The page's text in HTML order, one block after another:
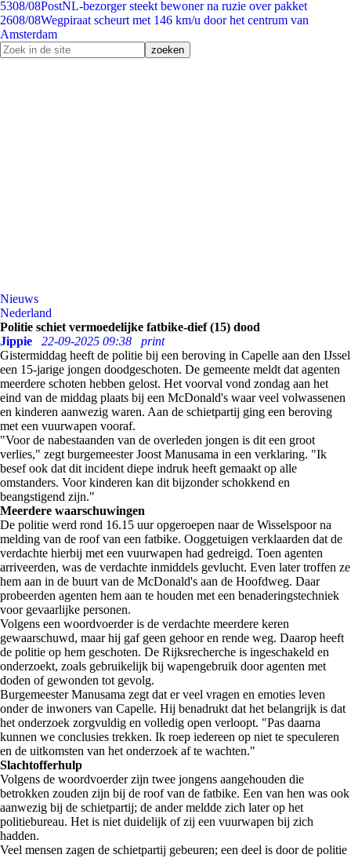
5308/08PostNL-bezorger steekt bewoner na ruzie over pakket
2608/08Wegpiraat scheurt met 146 km/u door het centrum van
Amsterdam
Nieuws
Nederland
Politie schiet vermoedelijke fatbike-dief (15) dood
Jippie
22-09-2025 09:38
print
Gistermiddag heeft de politie bij een beroving in Capelle aan den IJssel
een 15-jarige jongen doodgeschoten. De gemeente meldt dat agenten
meerdere schoten hebben gelost. Het voorval vond zondag aan het
eind van de middag plaats bij een McDonald's waar veel volwassenen
en kinderen aanwezig waren. Aan de schietpartij ging een beroving
met een vuurwapen vooraf.
"Voor de nabestaanden van de overleden jongen is dit een groot
verlies," zegt burgemeester Joost Manusama in een verklaring. "Ik
besef ook dat dit incident diepe indruk heeft gemaakt op alle
omstanders. Voor kinderen kan dit bijzonder schokkend en
beangstigend zijn."
Meerdere waarschuwingen
De politie werd rond 16.15 uur opgeroepen naar de Wisselspoor na
melding van de roof van een fatbike. Ooggetuigen verklaarden dat de
verdachte hierbij met een vuurwapen had gedreigd. Toen agenten
arriveerden, was de verdachte inmiddels gevlucht. Even later troffen ze
hem aan in de buurt van de McDonald's aan de Hoofdweg. Daar
probeerden agenten hem aan te houden met een benaderingstechniek
voor gevaarlijke personen.
Volgens een woordvoerder is de verdachte meerdere keren
gewaarschuwd, maar hij gaf geen gehoor en rende weg. Daarop heeft
de politie op hem geschoten. De Rijksrecherche is ingeschakeld en
onderzoekt, zoals gebruikelijk bij wapengebruik door agenten met
doden of gewonden tot gevolg.
Burgemeester Manusama zegt dat er veel vragen en emoties leven
onder de inwoners van Capelle. Hij benadrukt dat het belangrijk is dat
het onderzoek zorgvuldig en volledig open verloopt. "Pas daarna
kunnen we conclusies trekken. Ik roep iedereen op niet te speculeren
en de uitkomsten van het onderzoek af te wachten."
Slachtofferhulp
Volgens de woordvoerder zijn twee jongens aangehouden die
betrokken zouden zijn bij de roof van de fatbike. Een van hen was ook
aanwezig bij de schietpartij; de ander meldde zich later op het
politiebureau. Het is niet duidelijk of zij een vuurwapen bij zich
hadden.
Veel mensen zagen de schietpartij gebeuren; een deel is door de politie